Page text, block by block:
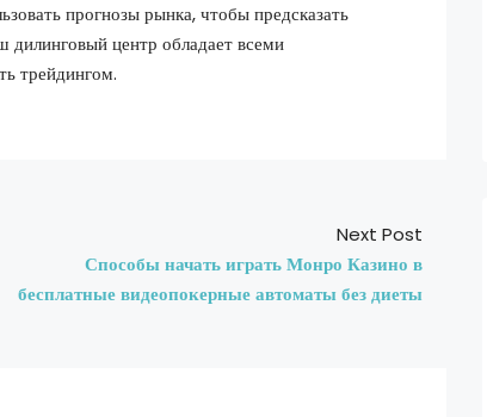
прогнозы рынка, чтобы предсказать
центр обладает всеми
трейдингом.
Next Post
Способы начать играть Монро Казино в
бесплатные видеопокерные автоматы без диеты